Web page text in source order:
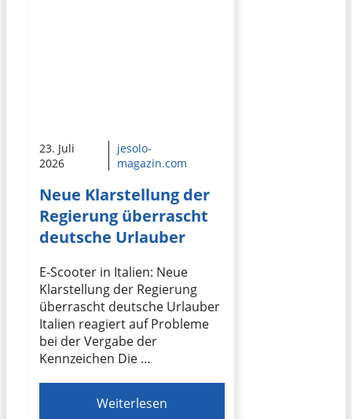
23. Juli
2026
jesolo-
magazin.com
Neue Klarstellung der
Regierung überrascht
deutsche Urlauber
E-Scooter in Italien: Neue
Klarstellung der Regierung
überrascht deutsche Urlauber
Italien reagiert auf Probleme
bei der Vergabe der
Kennzeichen Die …
Weiterlesen